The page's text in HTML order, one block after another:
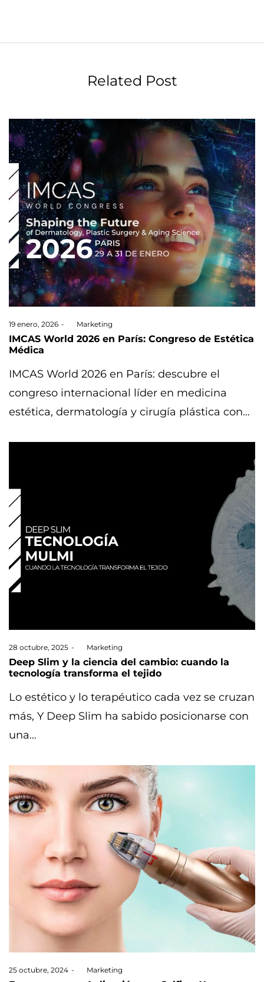
Related Post
Posted
on
19 enero, 2026 Marketing
IMCAS World 2026 en París: Congreso de Estética
Médica
IMCAS World 2026 en París: descubre el
congreso internacional líder en medicina
estética, dermatología y cirugía plástica con…
Posted
on
28 octubre, 2025 Marketing
Deep Slim y la ciencia del cambio: cuando la
tecnología transforma el tejido
Lo estético y lo terapéutico cada vez se cruzan
más, Y Deep Slim ha sabido posicionarse con
una…
Posted
25 octubre, 2024 Marketing